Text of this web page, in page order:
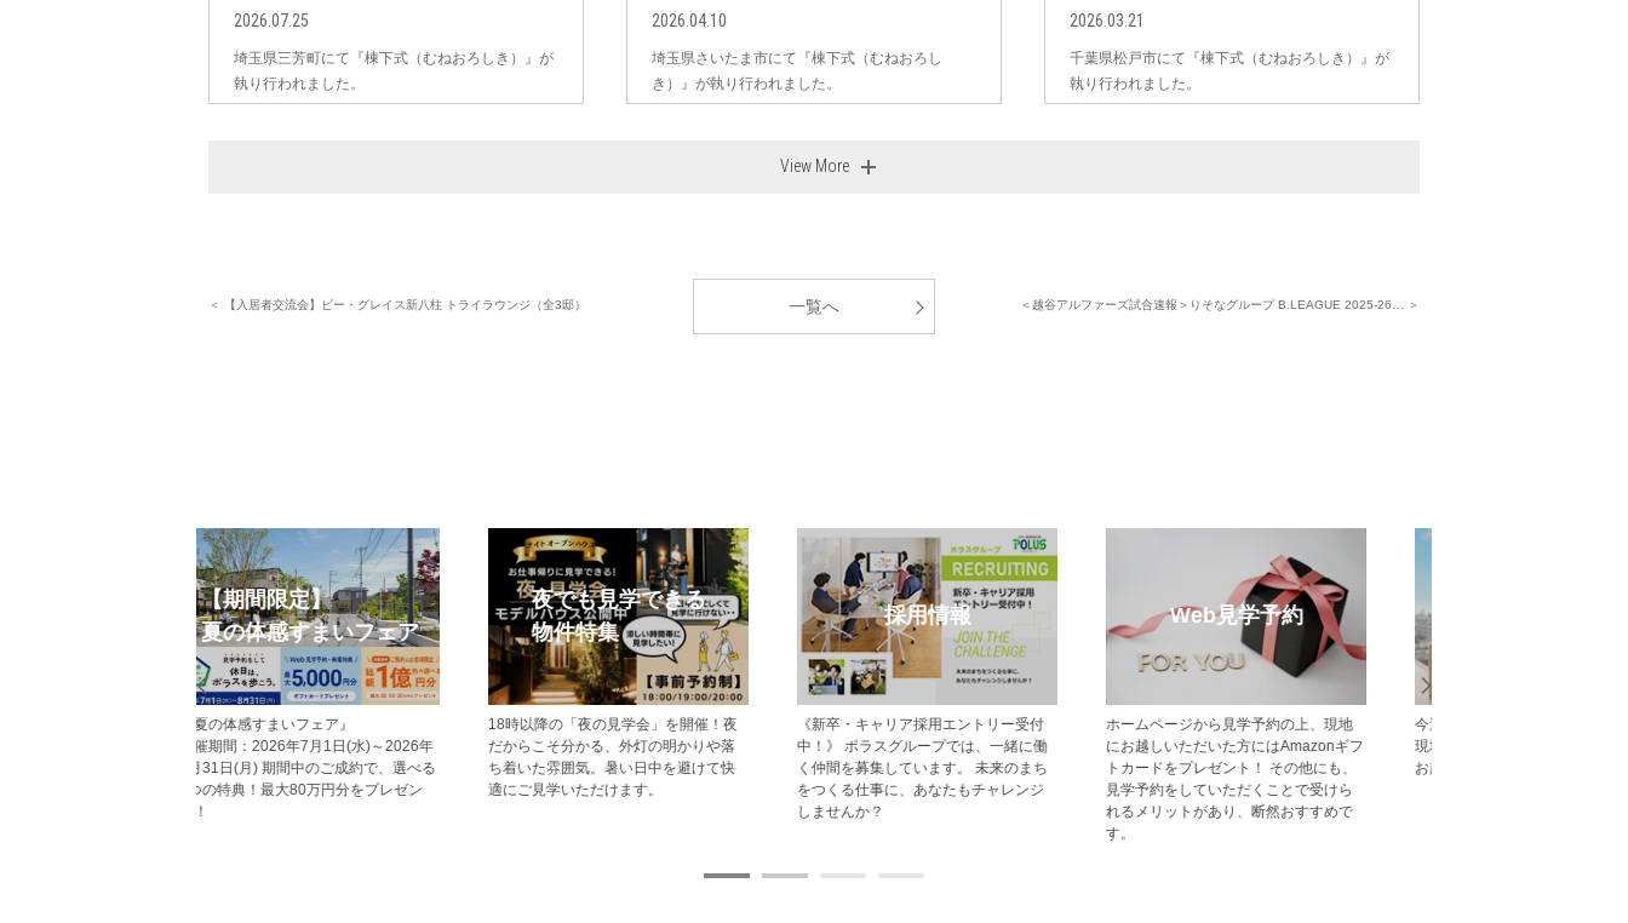
2026.07.25
埼玉県三芳町にて『棟下式（むねおろしき）』が
執り行われました。
2026.04.10
埼玉県さいたま市にて『棟下式（むねおろし
き）』が執り行われました。
2026.03.21
千葉県松戸市にて『棟下式（むねおろしき）』が
執り行われました。
View More
＜ 【入居者交流会】ビー・グレイス新八柱 トライラウンジ（全3邸） ＜越谷アルファーズ試合速報＞りそなグループ B.LEAGUE 2025-26… ＞
一覧へ
オープンハウス
今週開催予定のモデルハウス見学会・
現地見学会の一覧です。 ぜひお気軽に
お越しくださいませ。
モデルハウス特集
現地でモデルハウス見学ができるポラ
スの新築一戸建て・分譲住宅をご紹介
します。
メルマガ登録
【登録無料】ポラスの新築一戸建て・
分譲住宅情報をいち早くお届けするメ
ールマガジン配信サービスです。
売却のご相談
不動産売却・買取りのご相談はポラ
ス・中央グリーン開発へご相談くださ
い。 戸建・マンション・土地等、お客
様の大切な財産である不動産の売却を
サポート致します。